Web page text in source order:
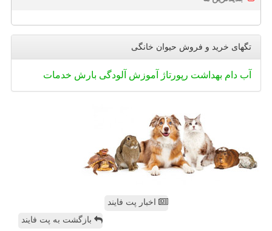
تگهای خرید و فروش حیوان خانگی
آب دام بهداشت رپورتاژ آموزش آلودگی بارش خدمات
اخبار پت فایند
بازگشت به پت فایند